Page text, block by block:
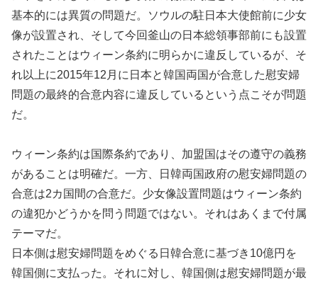
基本的には異質の問題だ。ソウルの駐日本大使館前に少女
像が設置され、そして今回釜山の日本総領事部前にも設置
されたことはウィーン条約に明らかに違反しているが、そ
れ以上に2015年12月に日本と韓国両国が合意した慰安婦
問題の最終的合意内容に違反しているという点こそが問題
だ。
ウィーン条約は国際条約であり、加盟国はその遵守の義務
があることは明確だ。一方、日韓両国政府の慰安婦問題の
合意は2カ国間の合意だ。少女像設置問題はウィーン条約
の違犯かどうかを問う問題ではない。それはあくまで付属
テーマだ。
日本側は慰安婦問題をめぐる日韓合意に基づき10億円を
韓国側に支払った。それに対し、韓国側は慰安婦問題が最